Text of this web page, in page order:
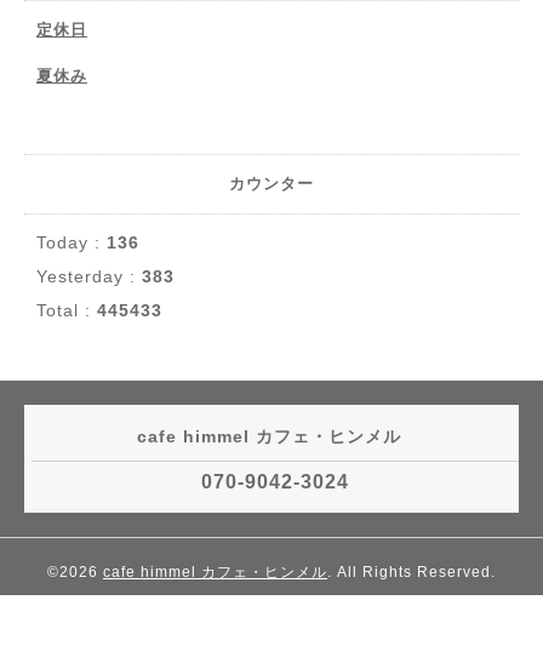
定休日
夏休み
カウンター
Today : 136
Yesterday : 383
Total : 445433
cafe himmel カフェ・ヒンメル
070-9042-3024
©2026 cafe himmel カフェ・ヒンメル. All Rights Reserved.